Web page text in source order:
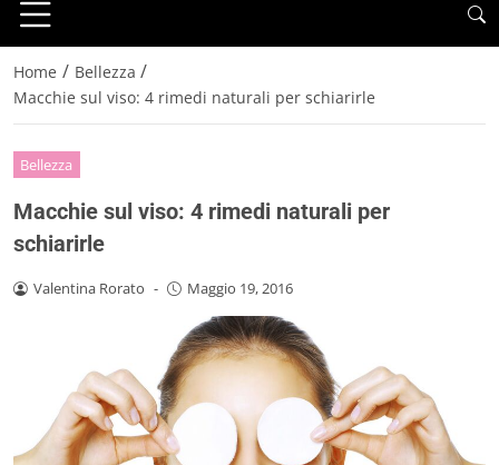
Home / Bellezza /
Macchie sul viso: 4 rimedi naturali per schiarirle
Bellezza
Macchie sul viso: 4 rimedi naturali per
schiarirle
Valentina Rorato - Maggio 19, 2016